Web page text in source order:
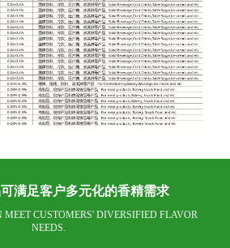
满足客户多元化的香精需求
MEET CUSTOMERS' DIVERSIFIED FLAVOR
NEEDS.